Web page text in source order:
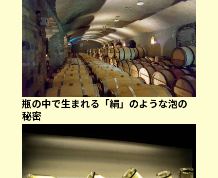
瓶の中で生まれる「絹」のような泡の
秘密